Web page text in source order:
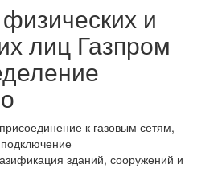
и
лиц Газпром
к газовым сетям,
зданий, сооружений и